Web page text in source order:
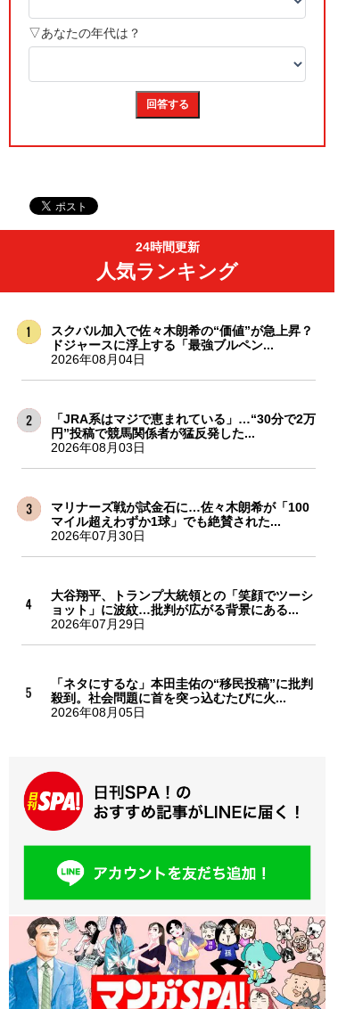
24時間更新
人気ランキング
スクバル加入で佐々木朗希の“価値”が急上昇？
ドジャースに浮上する「最強ブルペン...
2026年08月04日
「JRA系はマジで恵まれている」…“30分で2万
円”投稿で競馬関係者が猛反発した...
2026年08月03日
マリナーズ戦が試金石に…佐々木朗希が「100
マイル超えわずか1球」でも絶賛された...
2026年07月30日
大谷翔平、トランプ大統領との「笑顔でツーシ
ョット」に波紋…批判が広がる背景にある...
2026年07月29日
「ネタにするな」本田圭佑の“移民投稿”に批判
殺到。社会問題に首を突っ込むたびに火...
2026年08月05日